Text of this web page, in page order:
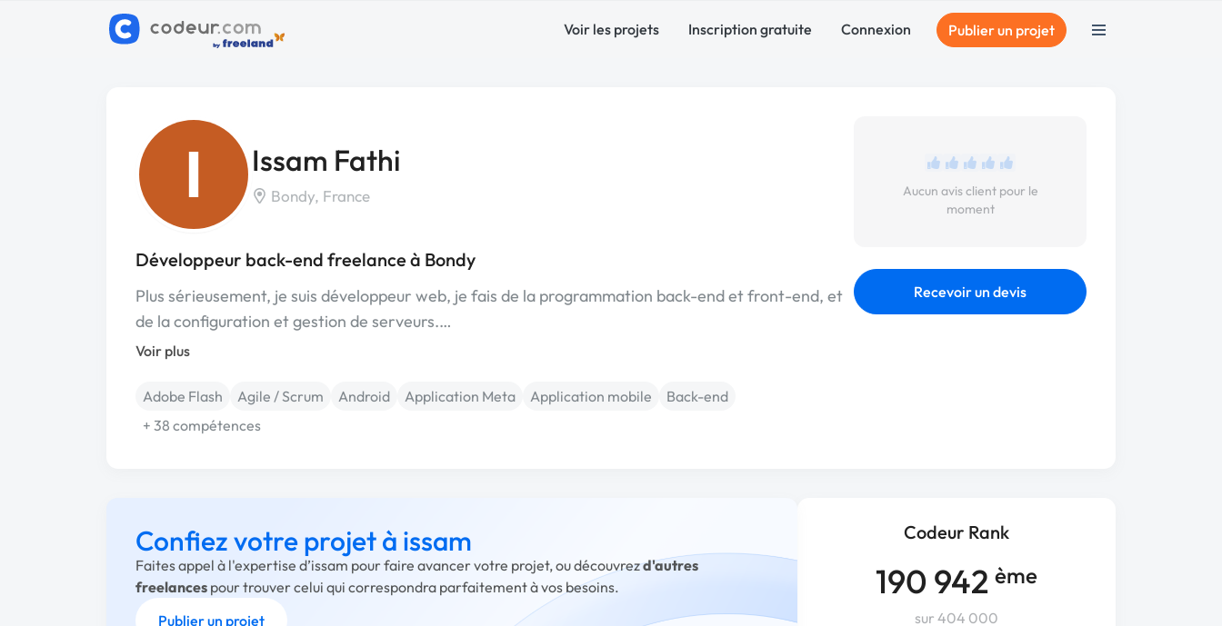
Voir les projets Inscription gratuite Connexion Publier un projet
I Issam Fathi
Bondy, France
Développeur back-end freelance à Bondy
Plus sérieusement, je suis développeur web, je fais de la programmation back-end et front-end, et
de la configuration et gestion de serveurs.…
Voir plus
Adobe Flash Agile / Scrum Android Application Meta Application mobile
Back-end
+ 38 compétences
Aucun avis client pour le
moment
Recevoir un devis
Codeur Rank
190 942 ème
sur 404 000
Confiez votre projet à issam
Faites appel à l'expertise d’issam pour faire avancer votre projet, ou découvrezd'autres
freelances pour trouver celui qui correspondra parfaitement à vos besoins.
Publier un projet